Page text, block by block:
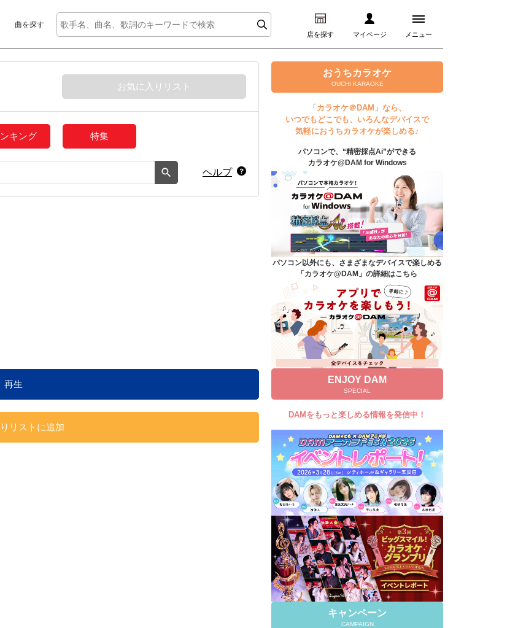
曲を探す
店を探す マイページ メニュー
ログイン
マイページ
プレミアムサービス
DAM★とも動画
DAM★とも録音
カラオケ＠DAM
ユーザー検索
キャンペーン
よくあるご質問
DAMの新曲・ランキングなど
カラオケ最新情報をチェック！
自宅でカラオケ歌い放題！
家族や友達と一緒に！練習にも！
お気に入りリスト
キング 特集
ヘルプ
再生
リストに追加
おうちカラオケ
OUCHI KARAOKE
「カラオケ＠DAM」なら、
いつでもどこでも、いろんなデバイスで
気軽におうちカラオケが楽しめる♪
パソコンで、“精密採点Ai”ができる
カラオケ@DAM for Windows
パソコン以外にも、さまざまなデバイスで楽しめる
「カラオケ@DAM」の詳細はこちら
ENJOY DAM
SPECIAL
DAMをもっと楽しめる情報を発信中！
キャンペーン
CAMPAIGN